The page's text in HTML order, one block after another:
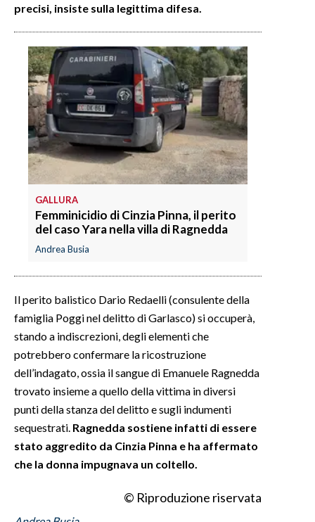
precisi, insiste sulla legittima difesa.
GALLURA
Femminicidio di Cinzia Pinna, il perito
del caso Yara nella villa di Ragnedda
Andrea Busia
Il perito balistico Dario Redaelli (consulente della
famiglia Poggi nel delitto di Garlasco) si occuperà,
stando a indiscrezioni, degli elementi che
potrebbero confermare la ricostruzione
dell’indagato, ossia il sangue di Emanuele Ragnedda
trovato insieme a quello della vittima in diversi
punti della stanza del delitto e sugli indumenti
sequestrati. Ragnedda sostiene infatti di essere
stato aggredito da Cinzia Pinna e ha affermato
che la donna impugnava un coltello.
© Riproduzione riservata